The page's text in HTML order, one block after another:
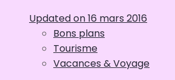
Updated on16 mars 2016
Bons plans
Tourisme
Vacances & Voyage